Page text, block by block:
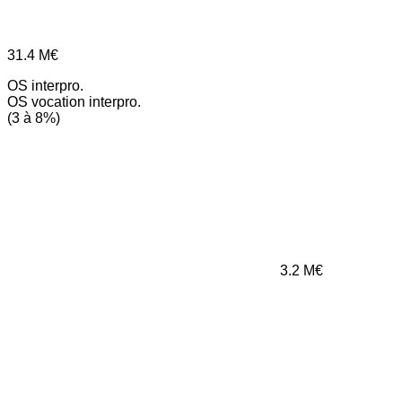
31.4 M€
OS interpro.
OS vocation interpro.
(3 à 8%)
3.2 M€